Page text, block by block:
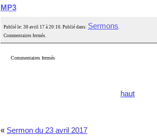
MP3
Publié le: 30 avril 17 à 20:10. Publié dans: Sermons.
Commentaires fermés.
Commentaires fermés
haut
« Sermon du 23 avril 2017